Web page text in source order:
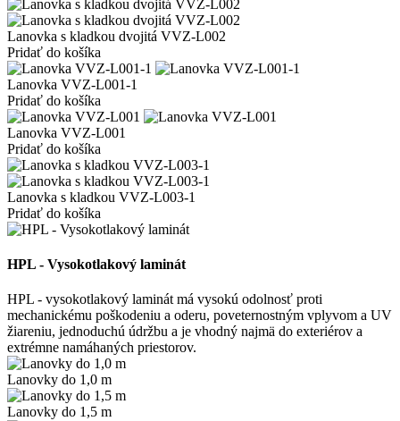
Lanovka s kladkou dvojitá VVZ-L002
Pridať do košíka
Lanovka VVZ-L001-1
Pridať do košíka
Lanovka VVZ-L001
Pridať do košíka
Lanovka s kladkou VVZ-L003-1
Pridať do košíka
HPL - Vysokotlakový laminát
HPL - vysokotlakový laminát má vysokú odolnosť proti
mechanickému poškodeniu a oderu, poveternostným vplyvom a UV
žiareniu, jednoduchú údržbu a je vhodný najmä do exteriérov a
extrémne namáhaných priestorov.
Lanovky do 1,0 m
Lanovky do 1,5 m